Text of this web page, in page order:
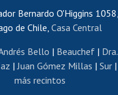
Certificado de renta
de renta honorarios
Editar páginas blancas
Extranjeras/os
Bernardo O'Higgins 1058,
de Chile, Casa Central
Bello | Beauchef| Dra.
| Juan Gómez Millas | Sur |
más recintos